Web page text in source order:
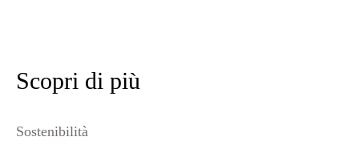
Scopri di più
Sostenibilità